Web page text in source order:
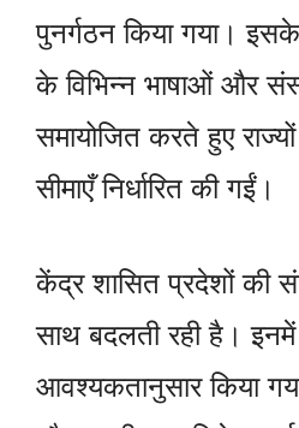
पुनर्गठन किया गया।
के विभिन्न भाषाओं और
समायोजित करते हुए
सीमाएँ निर्धारित की गईं।
केंद्र शासित प्रदेशों की
साथ बदलती रही है।
आवश्यकतानुसार किया